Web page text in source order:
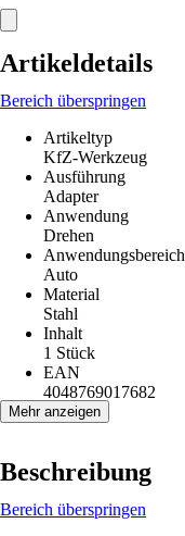
Artikeldetails
Bereich überspringen
Artikeltyp
KfZ-Werkzeug
Ausführung
Adapter
Anwendung
Drehen
Anwendungsbereich
Auto
Material
Stahl
Inhalt
1 Stück
EAN
4048769017682
Mehr anzeigen
Beschreibung
Bereich überspringen